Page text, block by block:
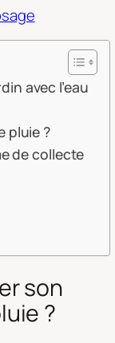
avec l’eau
pluie ?
de collecte
son
?